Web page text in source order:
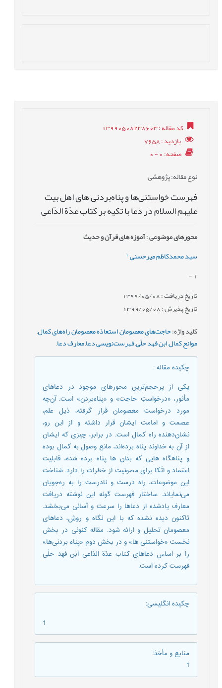
کد مقاله: 13990508238603
بازدید: 7658
صفحه: 0 - 0
نوع مقاله: پژوهشی
فهرست خواستنی‌ها و پناه‌بردنی های اهل بیت
علیهم السلام در دعا با تکیه بر کتاب عدّة الدّاعی
محورهای موضوعی:آموزه های قرآن و حدیث
سید محمدکاظم میرحسنی
-
تاریخ دریافت : 1399/05/08
تاریخ پذیرش : 1399/05/08
کلید واژه:حاجت‌های معصومان,استعاذه معصومان,راه‌های کمال,
موانع کمال,ابن فهد حلّی,فهرست‌نویسی دعا,معارف دعا,
چکیده مقاله:
یکی از پرحجم‌ترین محورهای موجود در دعاهای
مأثور، «درخواستِ حاجت» و «پناه‌بردن» است. آن‌چه
مورد درخواست معصومان قرار گرفته، ذیل علم،
عصمت و امامت ایشان قرار داشته و از این رو،
نشان‌دهنده راه کمال است. در برابر، چیزی که ایشان
از آن به خداوند پناه برده‌اند، مانع وصول به کمال بوده
و پناهگاه هایی که بدان ها پناه برده شده، قابلیت
اعتماد و اتّکا برای مصونیت از خطرات را دارد. شناخت
این موضوعات، راه درست و نادرست را به ره‌جویان
می‌نمایاند. ساختار فهرست گونه این نوشته دریافت
معارف یادشده از دعاها را سرعت و آسانی می‌بخشد.
تاکنون دیده نشده که با این نگاه و روش، دعاهای
معصومان تحلیل و ارائه شود. مقاله کنونی در بخش
نخست «خواستنی ها» و در بخش دوم «پناه بردنی‌ها»
را بر اساس دعاهای کتاب عدّة الدّاعی ابن فهد حلّی
فهرست کرده است.
چکیده انگلیسی:
منابع و مأخذ: